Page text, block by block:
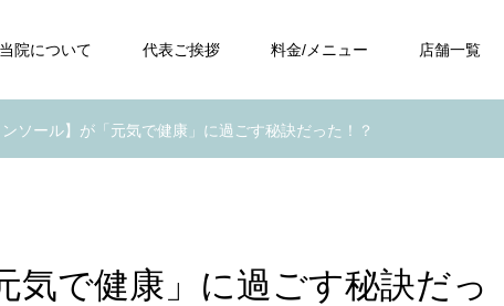
当院について 代表ご挨拶 料金/メニュー 店舗一覧
ンソール】が「元気で健康」に過ごす秘訣だった！？
気で健康」に過ごす秘訣だっ